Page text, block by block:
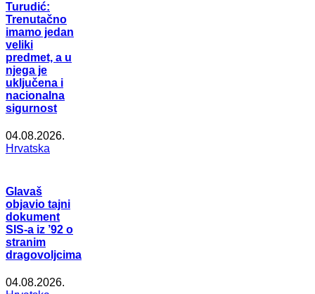
Turudić:
Trenutačno
imamo jedan
veliki
predmet, a u
njega je
uključena i
nacionalna
sigurnost
04.08.2026.
Hrvatska
Glavaš
objavio tajni
dokument
SIS-a iz ’92 o
stranim
dragovoljcima
04.08.2026.